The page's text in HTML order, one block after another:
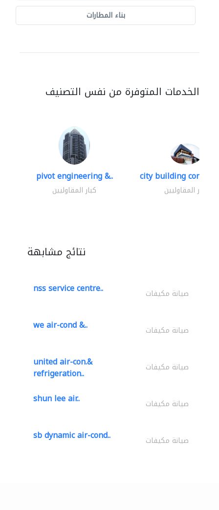
بناء المطارات
الخدمات المتوفرة من نفس التصنيف
pivot engineering &..
كبار المقاوليين
city building
كبار المقاوليين
نتائج مشابهة
nss service centre.. صيانة مكيفات
we air-cond &.. صيانة مكيفات
united air-con.&
refrigeration.. صيانة مكيفات
shun lee air.. صيانة مكيفات
sb dynamic air-cond.. صيانة مكيفات